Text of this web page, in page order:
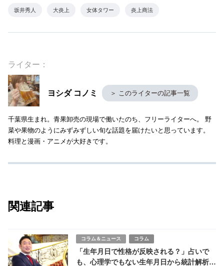
坂井秀人 大炎上 女体タワー 炎上商法
ライター：
ヨシダ コノミ ＞ このライターの記事一覧
千葉県生まれ。青果卸売の現場で働いたのち、フリーライターへ。 野
菜や果物のようにみずみずしい旬な話題を届けたいと思っています。
料理と漫画・アニメが大好きです。
関連記事
コラム＆ニュース コラム
「生年月日で性格が反映される？」占いで
も、心理学でもない生年月日から統計解析し